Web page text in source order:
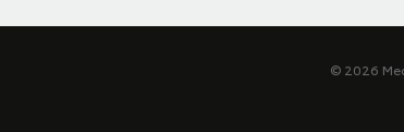
© 2026